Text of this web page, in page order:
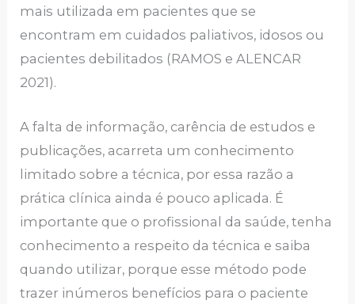
mais utilizada em pacientes que se
encontram em cuidados paliativos, idosos ou
pacientes debilitados (RAMOS e ALENCAR
2021).
A falta de informação, carência de estudos e
publicações, acarreta um conhecimento
limitado sobre a técnica, por essa razão a
prática clínica ainda é pouco aplicada. É
importante que o profissional da saúde, tenha
conhecimento a respeito da técnica e saiba
quando utilizar, porque esse método pode
trazer inúmeros benefícios para o paciente